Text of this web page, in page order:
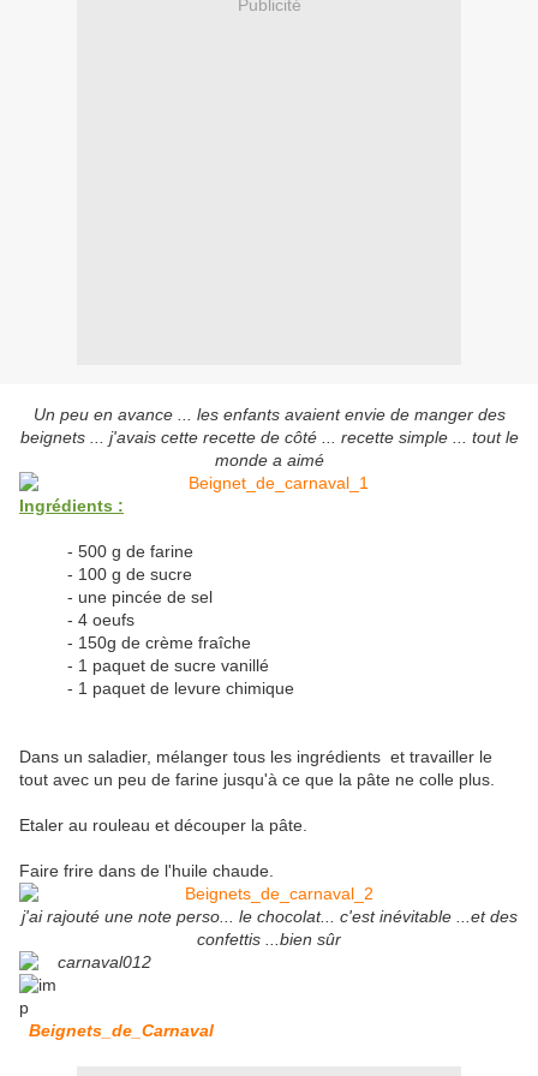
Publicité
Un peu en avance ... les enfants avaient envie de manger des
beignets ... j'avais cette recette de côté ... recette simple ... tout le
monde a aimé
Ingrédients :
- 500 g de farine
- 100 g de sucre
- une pincée de sel
- 4 oeufs
- 150g de crème fraîche
- 1 paquet de sucre vanillé
- 1 paquet de levure chimique
Dans un saladier, mélanger tous les ingrédients et travailler le
tout avec un peu de farine jusqu'à ce que la pâte ne colle plus.
Etaler au rouleau et découper la pâte.
Faire frire dans de l'huile chaude.
j'ai rajouté une note perso... le chocolat... c'est inévitable ...et des
confettis ...bien sûr
Beignets_de_Carnaval